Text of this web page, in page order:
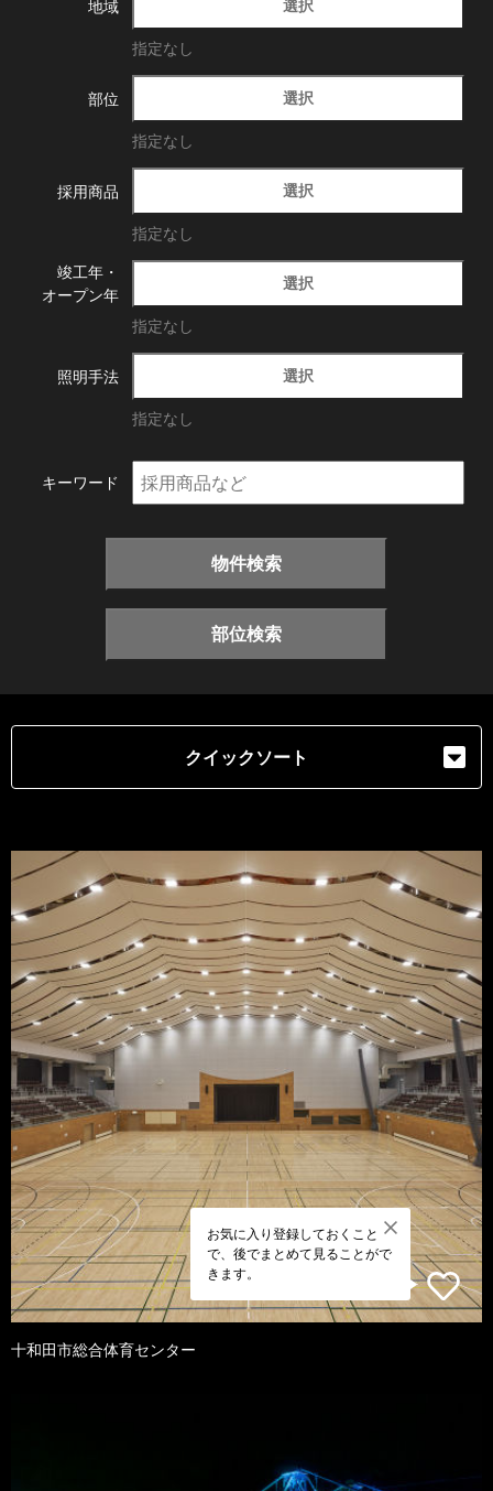
地域 選択
指定なし
部位 選択
指定なし
採用商品 選択
指定なし
竣工年・
オープン年
選択
指定なし
照明手法 選択
指定なし
キーワード
物件検索
部位検索
クイックソート
お気に入り登録しておくこと
で、後でまとめて見ることがで
きます。
十和田市総合体育センター